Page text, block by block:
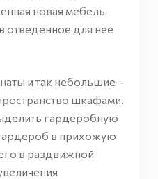
новая мебель
отведенное для нее
и так небольшие –
шкафами.
гардеробную
в прихожую
в раздвижной